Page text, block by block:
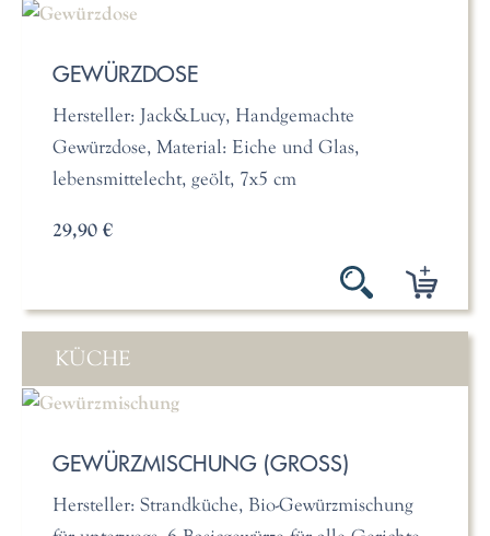
GEWÜRZDOSE
Hersteller: Jack&Lucy, Handgemachte
Gewürzdose, Material: Eiche und Glas,
lebensmittelecht, geölt, 7x5 cm
29,90 €
KÜCHE
GEWÜRZMISCHUNG (GROSS)
Hersteller: Strandküche, Bio-Gewürzmischung